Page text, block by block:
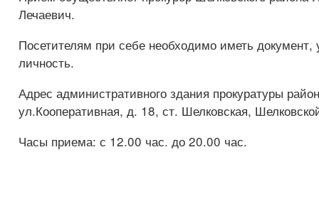
Лечаевич.
Посетителям при себе необходимо иметь
личность.
Адрес административного здания прокуратуры
ул.Кооперативная, д. 18, ст. Шелковская,
Часы приема: с 12.00 час. до 20.00 час.